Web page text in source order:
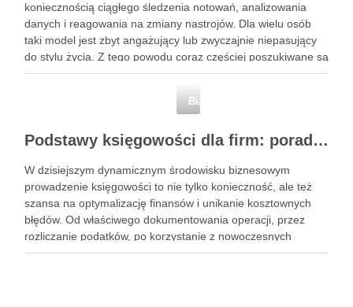
koniecznością ciągłego śledzenia notowań, analizowania
danych i reagowania na zmiany nastrojów. Dla wielu osób
taki model jest zbyt angażujący lub zwyczajnie niepasujący
do stylu życia. Z tego powodu coraz częściej poszukiwane są
rozwiązania, które pozwalają uczestniczyć w rynku w sposób
Biznes i finanse
Podstawy księgowości dla firm: porady, narzędzia i nowoczesne rozwiązania
W dzisiejszym dynamicznym środowisku biznesowym
prowadzenie księgowości to nie tylko konieczność, ale też
szansa na optymalizację finansów i unikanie kosztownych
błędów. Od właściwego dokumentowania operacji, przez
rozliczanie podatków, po korzystanie z nowoczesnych
narzędzi – każdy przedsiębiorca musi znać kluczowe